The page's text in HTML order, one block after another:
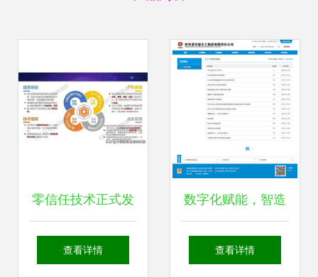
零信任技术正式发
布 网络安全新纪元
查看详情
数字化赋能，智造
未来 陕西渭河煤化
查看详情